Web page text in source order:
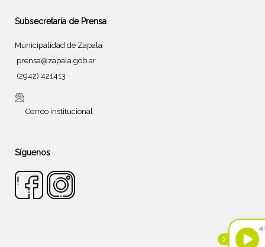
Subsecretaría de Prensa
Municipalidad de Zapala
prensa@zapala.gob.ar
(2942) 421413
Correo institucional
Síguenos